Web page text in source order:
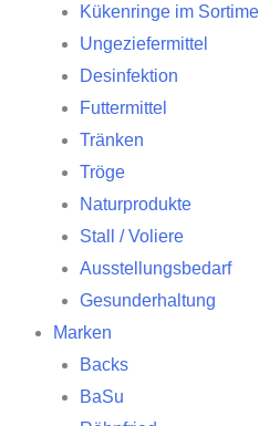
Kükenringe im
Ungeziefermittel
Desinfektion
Futtermittel
Tränken
Tröge
Naturprodukte
Stall / Voliere
Ausstellungsbedarf
Gesunderhaltung
Marken
Backs
BaSu